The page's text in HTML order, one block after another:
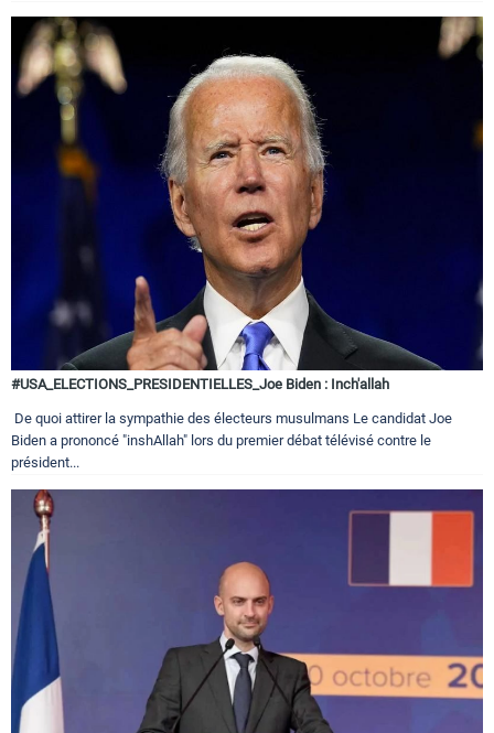
#USA_ELECTIONS_PRESIDENTIELLES_Joe Biden : Inch'allah
De quoi attirer la sympathie des électeurs musulmans Le candidat Joe
Biden a prononcé "inshAllah" lors du premier débat télévisé contre le
président...